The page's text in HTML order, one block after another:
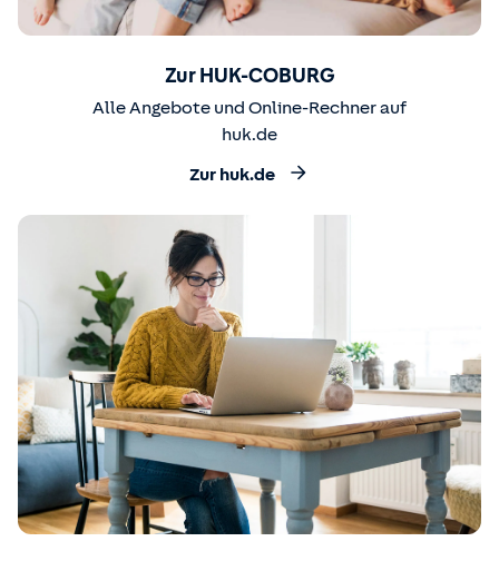
Zur HUK-COBURG
Alle Angebote und Online-Rechner auf
huk.de
Zur huk.de